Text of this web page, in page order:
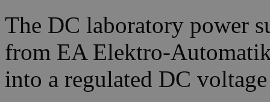
The DC laboratory power
from EA Elektro-
into a regulated DC